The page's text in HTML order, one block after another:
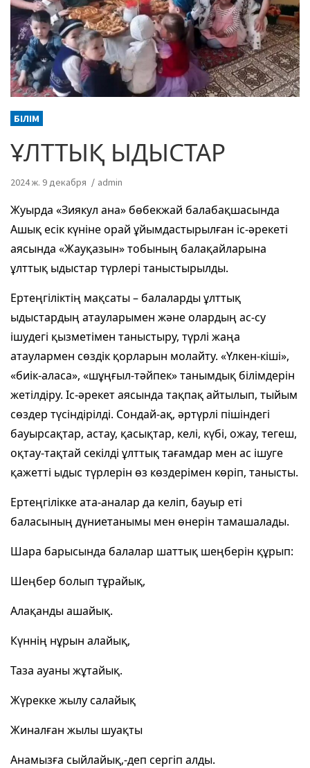
БІЛІМ
ҰЛТТЫҚ ЫДЫСТАР
2024 ж. 9 декабря admin
Жуырда «Зиякул ана» бөбекжай балабақшасында
Ашық есік күніне орай ұйымдастырылған іс-әрекеті
аясында «Жауқазын» тобының балақайларына
ұлттық ыдыстар түрлері таныстырылды.
Ертеңгіліктің мақсаты – балаларды ұлттық
ыдыстардың атауларымен және олардың ас-су
ішудегі қызметімен таныстыру, түрлі жаңа
атаулармен сөздік қорларын молайту. «Үлкен-кіші»,
«биік-аласа», «шұңғыл-тәйпек» танымдық білімдерін
жетілдіру. Іс-әрекет аясында тақпақ айтылып, тыйым
сөздер түсіндірілді. Сондай-ақ, әртүрлі пішіндегі
бауырсақтар, астау, қасықтар, келі, күбі, ожау, тегеш,
оқтау-тақтай секілді ұлттық тағамдар мен ас ішуге
қажетті ыдыс түрлерін өз көздерімен көріп, танысты.
Ертеңгілікке ата-аналар да келіп, бауыр еті
баласының дүниетанымы мен өнерін тамашалады.
Шара барысында балалар шаттық шеңберін құрып:
Шеңбер болып тұрайық,
Алақанды ашайық.
Күннің нұрын алайық,
Таза ауаны жұтайық.
Жүрекке жылу салайық
Жиналған жылы шуақты
Анамызға сыйлайық,-деп сергіп алды.